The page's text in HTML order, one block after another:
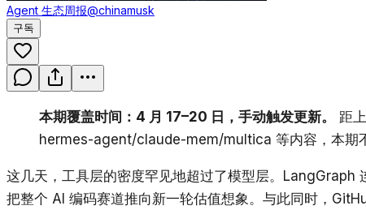
Agent 生态周报@chinamusk
구독
本期覆盖时间：4 月 17–20 日，手动触发更新。
距
hermes-agent/claude-mem/multica 等内容，本期
这几天，工具层的密度罕见地超过了模型层。
把整个 AI 编码赛道推向新一轮估值想象。与此同时，